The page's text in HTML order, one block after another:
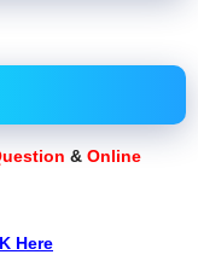
& Online
Here